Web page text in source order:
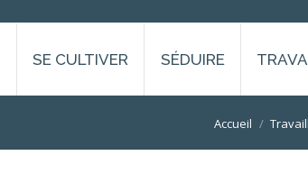
SE CULTIVER SÉDUIRE
Vous êtes ici :
Accueil